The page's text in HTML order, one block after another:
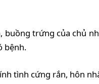
buồng trứng của chủ
bệnh.
tình cứng rắn, hôn